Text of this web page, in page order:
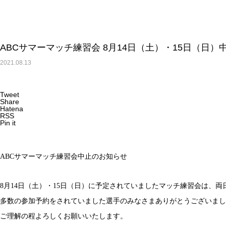
ABCサマーマッチ練習会 8月14日（土）・15日（日）
2021.08.13
Tweet
Share
Hatena
RSS
Pin it
ABCサマーマッチ練習会中止のお知らせ
8月14日（土）・15日（日）に予定されていましたマッチ練習会は、
多数の参加予約をされていました選手のみなさまありがとうございま
ご理解の程よろしくお願いいたします。